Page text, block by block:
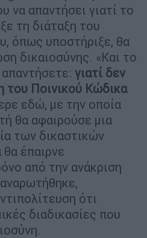
απαντήσει γιατί το
τη διάταξη του
όπως υποστήριξε, θα
δικαιοσύνης. «Και το
γιατί δεν
του Ποινικού Κώδικα
εδώ, με την οποία
θα αφαιρούσε μια
των δικαστικών
έπαιρνε
από την ανάκριση
αναρωτήθηκε,
ότι
διαδικασίες που